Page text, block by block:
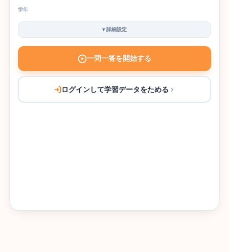
学年
▾詳細設定
一問一答を開始する
ログインして学習データをためる